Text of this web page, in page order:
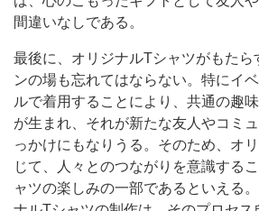
間違いなしである。
最後に、オリジナルTシャツがもたら
ンの場も忘れてはならない。特にイ
ルで着用することにより、共通の趣
が生まれ、それが新たな友人やコミ
っかけにもなりうる。そのため、オ
じて、人々とのつながりを意識する
ャツの楽しみの一部であるといえる